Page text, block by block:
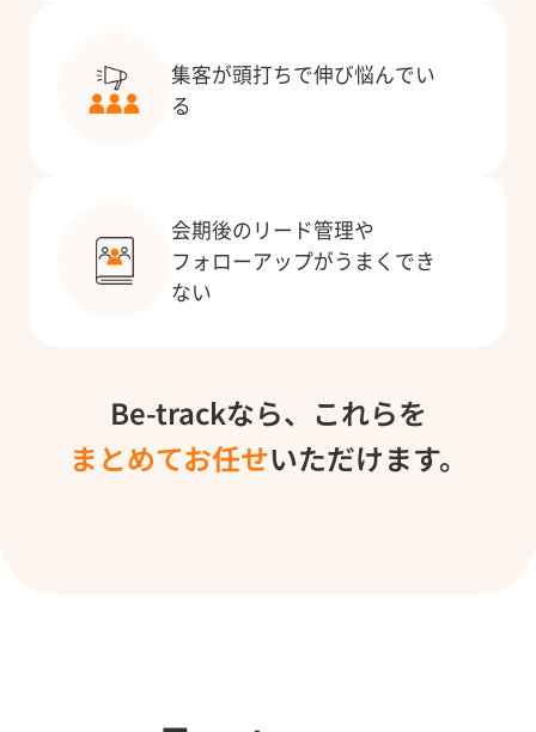
集客が頭打ちで伸び悩んでい
る
会期後のリード管理や
フォローアップがうまくでき
ない
Be-trackなら、これらを
まとめてお任せいただけます。